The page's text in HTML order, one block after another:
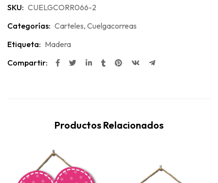
SKU: CUELGCORR066-2
Categorías: Carteles, Cuelgacorreas
Etiqueta: Madera
Compartir:
Productos Relacionados